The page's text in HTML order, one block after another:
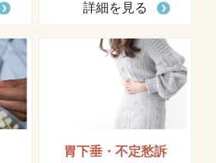
詳細を見る
胃下垂・不定愁訴